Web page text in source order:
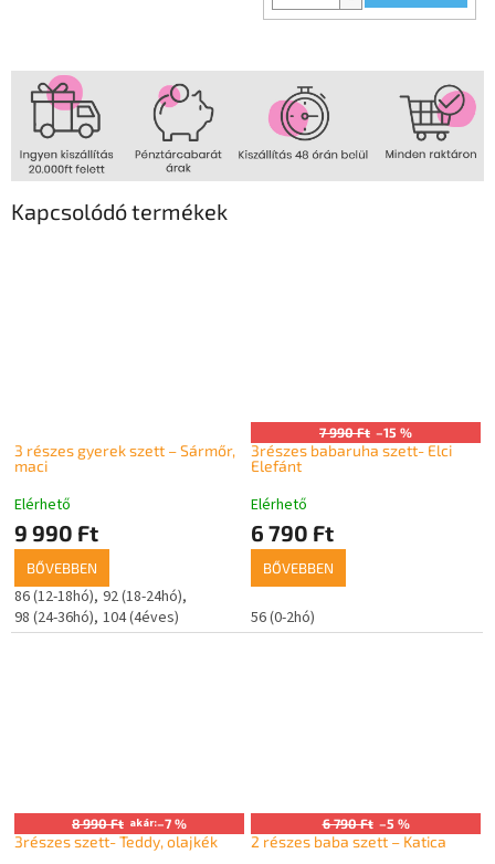
Kapcsolódó termékek
3 részes gyerek szett – Sármőr,
maci
Elérhető
9 990 Ft
BŐVEBBEN
86 (12-18hó) 92 (18-24hó)
98 (24-36hó) 104 (4éves)
7 990 Ft –15 %
3részes babaruha szett- Elci
Elefánt
Elérhető
6 790 Ft
BŐVEBBEN
56 (0-2hó)
8 990 Ft akár:–7 %
3részes szett- Teddy, olajkék
6 790 Ft –5 %
2 részes baba szett – Katica